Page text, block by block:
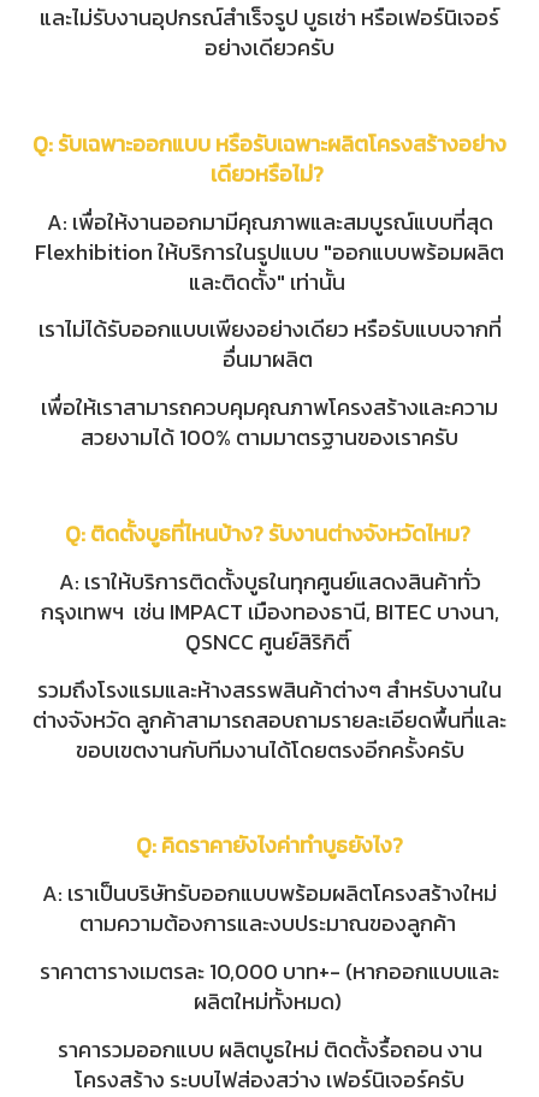
และไม่รับงานอุปกรณ์สำเร็จรูป บูธเช่า หรือเฟอร์นิเจอร์
อย่างเดียวครับ
Q: รับเฉพาะออกแบบ หรือรับเฉพาะผลิตโครงสร้างอย่าง
เดียวหรือไม่?
A: เพื่อให้งานออกมามีคุณภาพและสมบูรณ์แบบที่สุด
Flexhibition ให้บริการในรูปแบบ "ออกแบบพร้อมผลิต
และติดตั้ง" เท่านั้น
เราไม่ได้รับออกแบบเพียงอย่างเดียว หรือรับแบบจากที่
อื่นมาผลิต
เพื่อให้เราสามารถควบคุมคุณภาพโครงสร้างและความ
สวยงามได้ 100% ตามมาตรฐานของเราครับ
Q: ติดตั้งบูธที่ไหนบ้าง? รับงานต่างจังหวัดไหม?
A: เราให้บริการติดตั้งบูธในทุกศูนย์แสดงสินค้าทั่ว
กรุงเทพฯ เช่น IMPACT เมืองทองธานี, BITEC บางนา,
QSNCC ศูนย์สิริกิติ์
รวมถึงโรงแรมและห้างสรรพสินค้าต่างๆ สำหรับงานใน
ต่างจังหวัด ลูกค้าสามารถสอบถามรายละเอียดพื้นที่และ
ขอบเขตงานกับทีมงานได้โดยตรงอีกครั้งครับ
Q: คิดราคายังไงค่าทำบูธยังไง?
A: เราเป็นบริษัทรับออกแบบพร้อมผลิตโครงสร้างใหม่
ตามความต้องการและงบประมาณของลูกค้า
ราคาตารางเมตรละ 10,000 บาท+- (หากออกแบบและ
ผลิตใหม่ทั้งหมด)
ราคารวมออกแบบ ผลิตบูธใหม่ ติดตั้งรื้อถอน งาน
โครงสร้าง ระบบไฟส่องสว่าง เฟอร์นิเจอร์ครับ